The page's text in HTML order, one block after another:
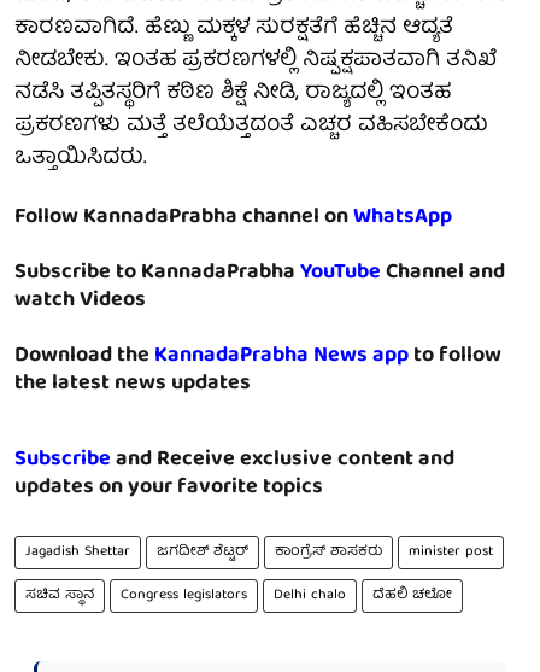
ಕಾರಣವಾಗಿದೆ. ಹೆಣ್ಣು ಮಕ್ಕಳ ಸುರಕ್ಷತೆಗೆ ಹೆಚ್ಚಿನ ಆದ್ಯತೆ
ನೀಡಬೇಕು. ಇಂತಹ ಪ್ರಕರಣಗಳಲ್ಲಿ ನಿಷ್ಪಕ್ಷಪಾತವಾಗಿ ತನಿಖೆ
ನಡೆಸಿ ತಪ್ಪಿತಸ್ಥರಿಗೆ ಕಠಿಣ ಶಿಕ್ಷೆ ನೀಡಿ, ರಾಜ್ಯದಲ್ಲಿ ಇಂತಹ
ಪ್ರಕರಣಗಳು ಮತ್ತೆ ತಲೆಯೆತ್ತದಂತೆ ಎಚ್ಚರ ವಹಿಸಬೇಕೆಂದು
ಒತ್ತಾಯಿಸಿದರು.
Follow KannadaPrabha channel onWhatsApp
Subscribe to KannadaPrabhaYouTubeChannel and
watch Videos
Download theKannadaPrabha News appto follow
the latest news updates
Subscribeand Receive exclusive content and
updates on your favorite topics
Jagadish Shettar ಜಗದೀಶ್ ಶೆಟ್ಟರ್ ಕಾಂಗ್ರೆಸ್ ಶಾಸಕರು
minister post
ಸಚಿವ ಸ್ಥಾನ
Congress legislators Delhi chalo ದೆಹಲಿ ಚಲೋ